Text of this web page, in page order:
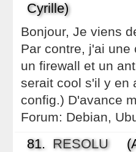
Cyrille)
Bonjour, Je viens
Par contre, j'ai une
un firewall et un
serait cool s'il y en
config.) D'avance
Forum: Debian,
81. RESOLU